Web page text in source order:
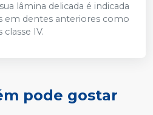
lâmina delicada é indicada
em dentes anteriores como
IV.
pode gostar